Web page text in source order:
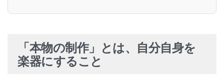
「本物の制作」とは、自分自身を
楽器にすること